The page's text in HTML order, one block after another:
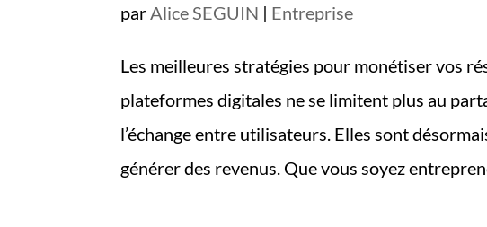
par Alice SEGUIN | Entreprise
Les meilleures stratégies pour monétiser vos
plateformes digitales ne se limitent plus au
l’échange entre utilisateurs. Elles sont
générer des revenus. Que vous soyez